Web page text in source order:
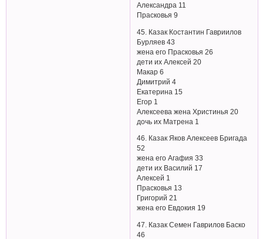
Александра 11
Прасковья 9
45. Казак Костантин Гавриилов
Бурляев 43
жена его Прасковья 26
дети их Алексей 20
Макар 6
Димитрий 4
Екатерина 15
Егор 1
Алексеева жена Христинья 20
дочь их Матрена 1
46. Казак Яков Алексеев Бригада
52
жена его Агафия 33
дети их Василий 17
Алексей 1
Прасковья 13
Григорий 21
жена его Евдокия 19
47. Казак Семен Гаврилов Баско
46